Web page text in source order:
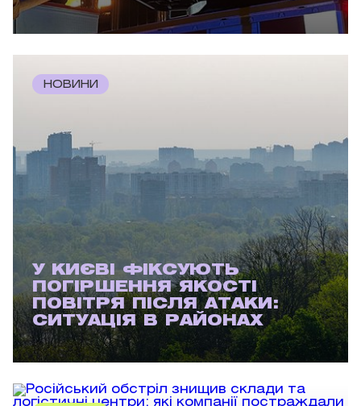
НОВИНИ
У КИЄВІ ФІКСУЮТЬ
ПОГІРШЕННЯ ЯКОСТІ
ПОВІТРЯ ПІСЛЯ АТАКИ:
СИТУАЦІЯ В РАЙОНАХ